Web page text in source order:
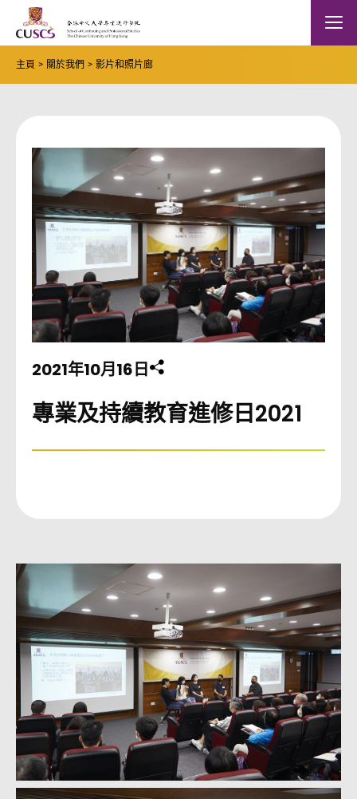
Skip to main content
The Chinese Univeristy of hong Kong Mobile
主頁 關於我們 影片和照片廊
2021年10月16日 分享此頁至
專業及持續教育進修日2021